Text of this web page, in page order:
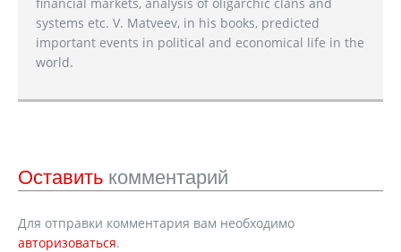
systems etc. V. Matveev, in his books, predicted
important events in political and economical life in the
world.
Оставить комментарий
Для отправки комментария вам необходимо
авторизоваться.